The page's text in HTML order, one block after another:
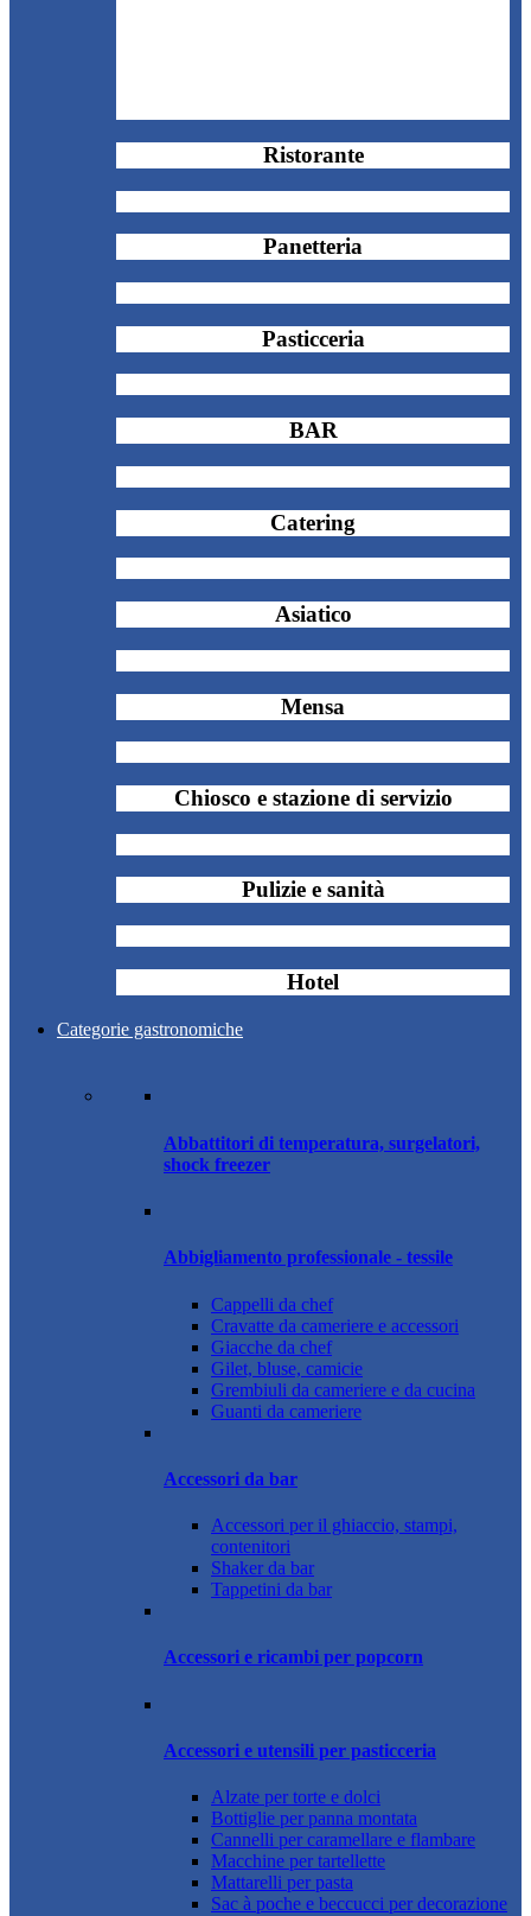
Ristorante
Panetteria
Pasticceria
BAR
Catering
Asiatico
Mensa
Chiosco e stazione di servizio
Pulizie e sanità
Hotel
Categorie gastronomiche
Abbattitori di temperatura, surgelatori,
shock freezer
Abbigliamento professionale - tessile
Cappelli da chef
Cravatte da cameriere e accessori
Giacche da chef
Gilet, bluse, camicie
Grembiuli da cameriere e da cucina
Guanti da cameriere
Accessori da bar
Accessori per il ghiaccio, stampi,
contenitori
Shaker da bar
Tappetini da bar
Accessori e ricambi per popcorn
Accessori e utensili per pasticceria
Alzate per torte e dolci
Bottiglie per panna montata
Cannelli per caramellare e flambare
Macchine per tartellette
Mattarelli per pasta
Sac à poche e beccucci per decorazione